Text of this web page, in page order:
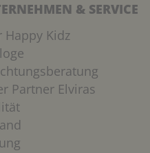
& SERVICE
Happy Kidz
Partner Elviras